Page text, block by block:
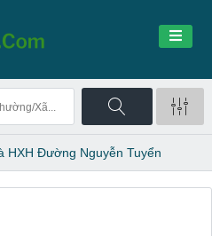
HXH Đường Nguyễn Tuyển